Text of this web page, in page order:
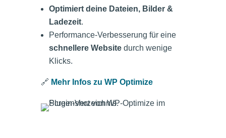
Optimiert deine Dateien, Bilder &
Ladezeit.
Performance-Verbesserung für eine
schnellere Website durch wenige
Klicks.
🔗 Mehr Infos zu WP Optimize